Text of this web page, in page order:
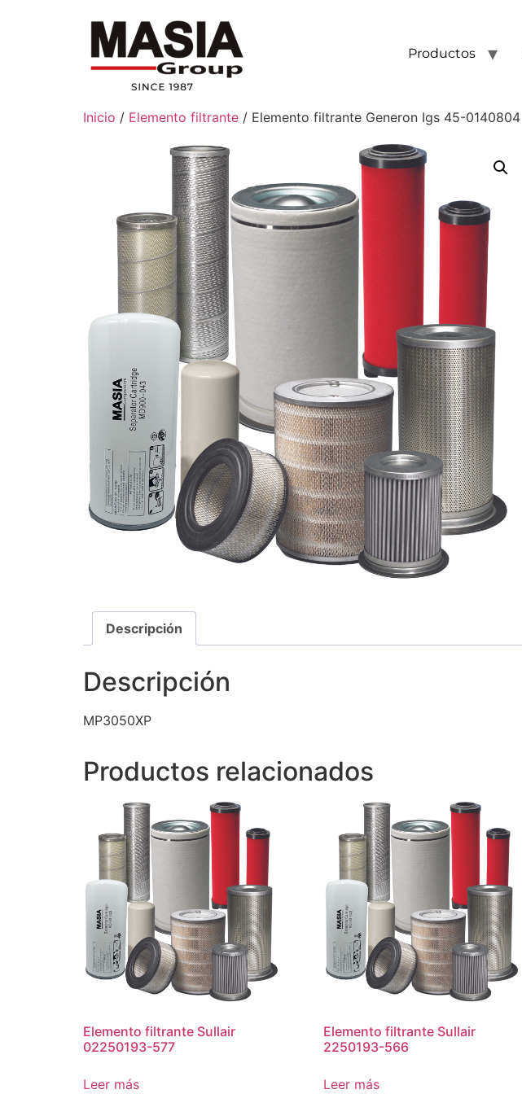
Productos
Inicio / Elemento filtrante / Elemento filtrante Generon Igs 45-0140804
Descripción
Descripción
MP3050XP
Productos relacionados
Elemento filtrante Sullair
02250193-577
Leer más
Elemento filtrante Sullair
2250193-566
Leer más